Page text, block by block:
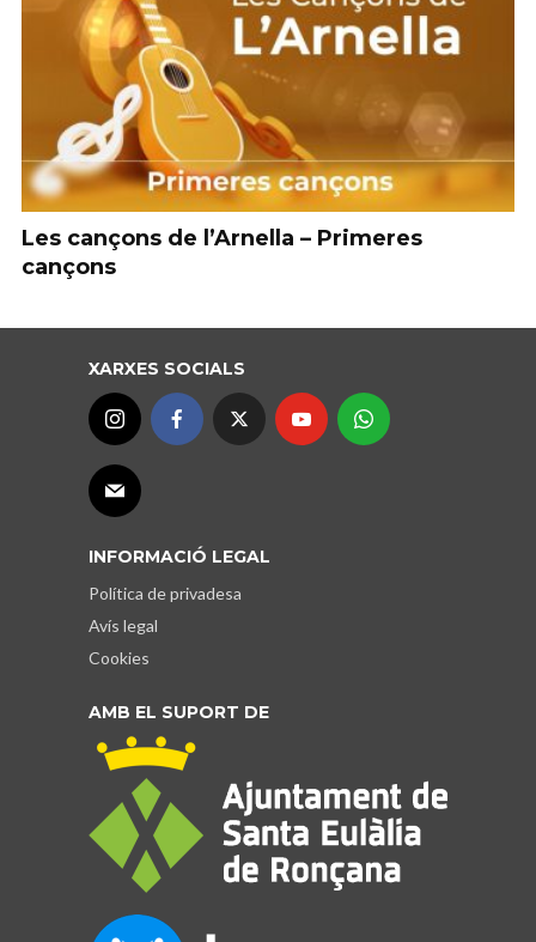
Les cançons de l’Arnella – Primeres
cançons
XARXES SOCIALS
INFORMACIÓ LEGAL
Política de privadesa
Avís legal
Cookies
AMB EL SUPORT DE